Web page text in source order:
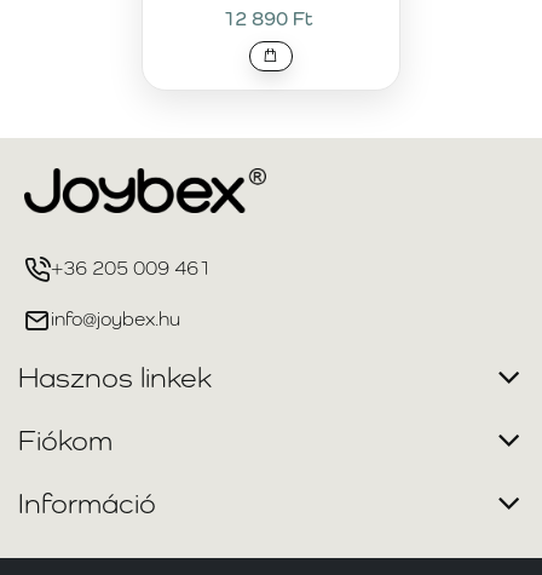
12 890 Ft
+36 205 009 461
info@joybex.hu
Hasznos linkek
Fiókom
Információ